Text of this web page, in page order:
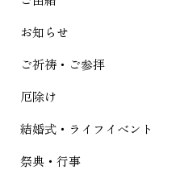
ョ
ン
お知らせ
ご祈祷・ご参拝
厄除け
結婚式・ライフイベント
祭典・行事